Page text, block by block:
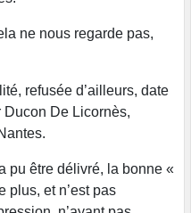
ne nous regarde pas,
refusée d’ailleurs, date
Ducon De Licornès,
pu être délivré, la bonne «
plus, et n’est pas